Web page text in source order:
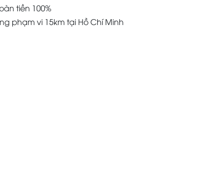
tiền 100%
phạm vi 15km tại Hồ Chí Minh